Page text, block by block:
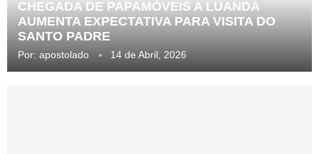
CHEGADA DE PAPAMÓVEIS A LUANDA
AUMENTA EXPECTATIVA PARA VISITA DO
SANTO PADRE
Por: apostolado 14 de Abril, 2026